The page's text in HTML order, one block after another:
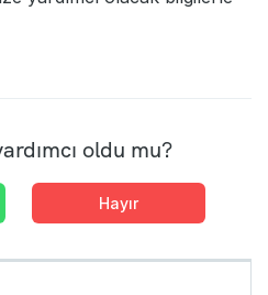
oldu mu?
Hayır